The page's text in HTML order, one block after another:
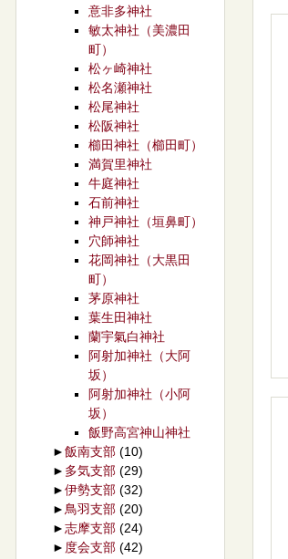
意非多神社
敏太神社（美濃田
町）
松ヶ崎神社
松名瀬神社
松尾神社
松阪神社
櫛田神社（櫛田町）
満賀里神社
牛庭神社
石前神社
神戸神社（垣鼻町）
穴師神社
花岡神社（大黒田
町）
茅原神社
葉生田神社
蘭宇氣白神社
阿射加神社（大阿
坂）
阿射加神社（小阿
坂）
飯野高宮神山神社
►飯南支部 (10)
► 多気支部 (29)
►伊勢支部 (32)
► 鳥羽支部 (20)
►志摩支部 (24)
► 度会支部 (42)